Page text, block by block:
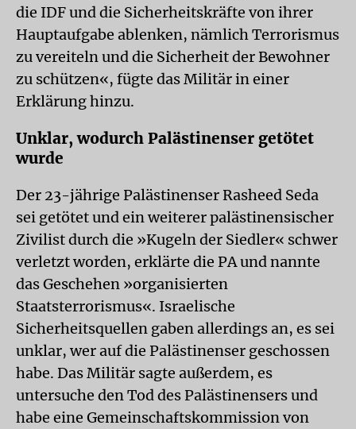
die IDF und die Sicherheitskräfte von ihrer
Hauptaufgabe ablenken, nämlich Terrorismus
zu vereiteln und die Sicherheit der Bewohner
zu schützen«, fügte das Militär in einer
Erklärung hinzu.
Unklar, wodurch Palästinenser getötet
wurde
Der 23-jährige Palästinenser Rasheed Seda
sei getötet und ein weiterer palästinensischer
Zivilist durch die »Kugeln der Siedler« schwer
verletzt worden, erklärte die PA und nannte
das Geschehen »organisierten
Staatsterrorismus«. Israelische
Sicherheitsquellen gaben allerdings an, es sei
unklar, wer auf die Palästinenser geschossen
habe. Das Militär sagte außerdem, es
untersuche den Tod des Palästinensers und
habe eine Gemeinschaftskommission von